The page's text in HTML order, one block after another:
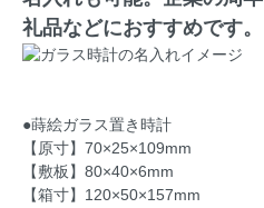
礼品などにおすすめです。
●蒔絵ガラス置き時計
【原寸】70×25×109mm
【敷板】80×40×6mm
【箱寸】120×50×157mm